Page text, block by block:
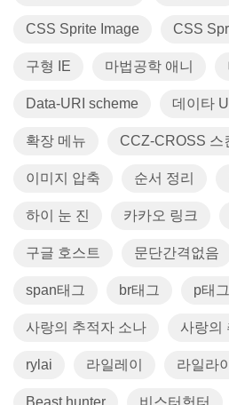
CSS Sprite Image CSS
구형 IE 마법공학 애니
Data-URI scheme 데이타
확장 메뉴 CCZ-CROSS 스
이미지 압축 순서 정리
하이 눈 진 카카오 링크
구글 호스트 문단간격없음
span태그 br태그 p태그
사랑의 추적자 소나 사랑의
rylai 라일레이 라일라이
Beast hunter 비스터헌터